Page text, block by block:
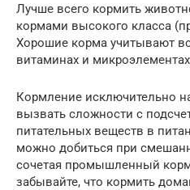
Лучше всего кормить
кормами высокого класса
Хорошие корма учитывают
витаминах и
Кормление исключительно
вызвать сложности с
питательных веществ в
можно добиться при
сочетая промышленный
забывайте, что кормить